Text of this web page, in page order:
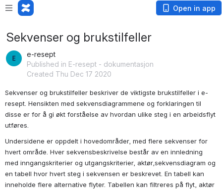
Open in app
Sekvenser og brukstilfeller
e-resept
Published in E-resept - dokumentasjon
Created Thu Dec 17 2020
Sekvenser og brukstilfeller beskriver de viktigste brukstilfeller i e-
resept. Hensikten med sekvensdiagrammene og forklaringen til
disse er for å gi økt forståelse av hvordan ulike steg i en arbeidsflyt
utføres.
Undersidene er oppdelt i hovedområder, med flere sekvenser for
hvert område. Hver sekvensbeskrivelse består av en innledning
med inngangskriterier og utgangskriterier, aktør,sekvensdiagram og
en tabell hvor hvert steg i sekvensen er beskrevet. En tabell kan
inneholde flere alternative flyter. Tabellen kan filtreres på flyt, aktør